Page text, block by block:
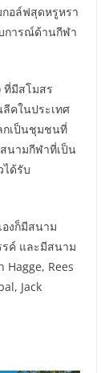
อล์ฟสุดหรูหรา
การณ์ด้านกีฬา
ที่มีสโมสร
คในประเทศ
กเป็นชุมชนที่
นามกีฬาที่เป็น
ได้รับ
องก็มีสนาม
รค์ และมีสนาม
Hagge, Rees
Jack